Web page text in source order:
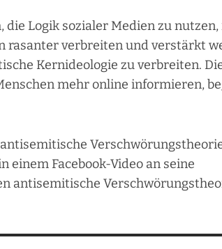
Logik sozialer Medien zu nutzen,
rasanter verbreiten und verstärkt
Kernideologie zu verbreiten.
mehr online informieren,
einem Facebook-Video an seine
antisemitische